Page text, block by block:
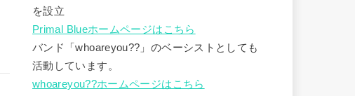
を設立
Primal Blueホームページはこちら
バンド「whoareyou??」のベーシストとしても
活動しています。
whoareyou??ホームページはこちら